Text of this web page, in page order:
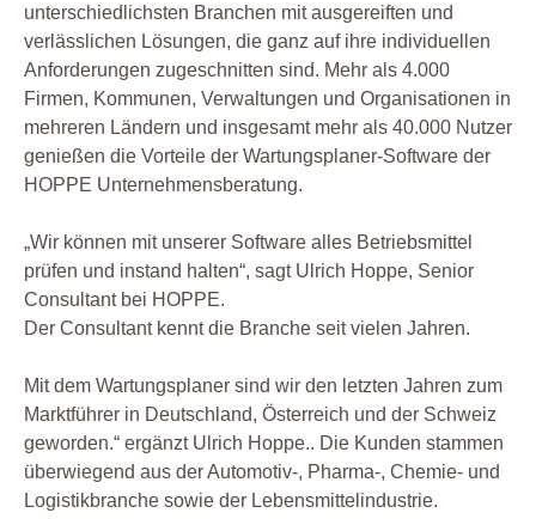
unterschiedlichsten Branchen mit ausgereiften und
verlässlichen Lösungen, die ganz auf ihre individuellen
Anforderungen zugeschnitten sind. Mehr als 4.000
Firmen, Kommunen, Verwaltungen und Organisationen in
mehreren Ländern und insgesamt mehr als 40.000 Nutzer
genießen die Vorteile der Wartungsplaner-Software der
HOPPE Unternehmensberatung.
„Wir können mit unserer Software alles Betriebsmittel
prüfen und instand halten“, sagt Ulrich Hoppe, Senior
Consultant bei HOPPE.
Der Consultant kennt die Branche seit vielen Jahren.
Mit dem Wartungsplaner sind wir den letzten Jahren zum
Marktführer in Deutschland, Österreich und der Schweiz
geworden.“ ergänzt Ulrich Hoppe.. Die Kunden stammen
überwiegend aus der Automotiv-, Pharma-, Chemie- und
Logistikbranche sowie der Lebensmittelindustrie.